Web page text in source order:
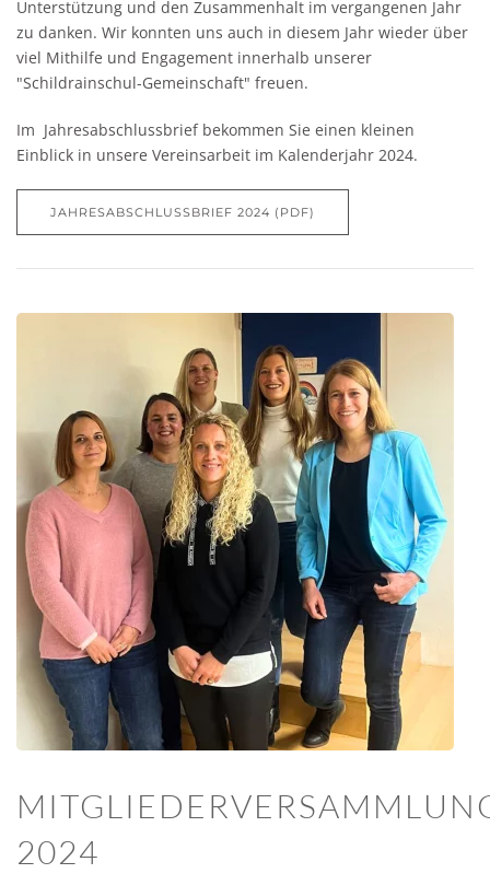
Unterstützung und den Zusammenhalt im vergangenen Jahr
zu danken. Wir konnten uns auch in diesem Jahr wieder über
viel Mithilfe und Engagement innerhalb unserer
"Schildrainschul-Gemeinschaft" freuen.
Im Jahresabschlussbrief bekommen Sie einen kleinen
Einblick in unsere Vereinsarbeit im Kalenderjahr 2024.
JAHRESABSCHLUSSBRIEF 2024 (PDF)
2024